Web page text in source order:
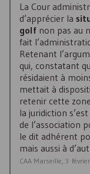
La Cour
d’apprécier la
golf non pas au
fait
Retenant
qui, constatant
résidaient à
mettait à
retenir cette
la juridiction
de l’association
le dit adhérent
mais aussi à
CAA Marseille, 3